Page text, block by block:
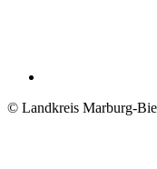
© Landkreis Marburg-